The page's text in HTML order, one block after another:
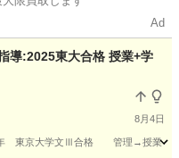
Ad
東大合格 授業+学
8月4日
東京大学文Ⅲ合格 管理→授業→補